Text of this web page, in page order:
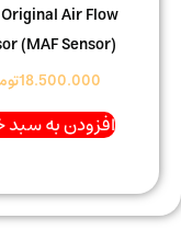
New Original Air Flow
Sensor (MAF Sensor)
18.500.000تومان
افزودن به سبد خرید